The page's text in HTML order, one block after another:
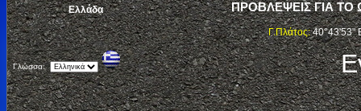
Ελλάδα
ΠΡΟΒΛΕΨΕΙΣ ΓΙΑ ΤΟ
Γ.Πλάτος:40°43'53"
Γλώσσα: